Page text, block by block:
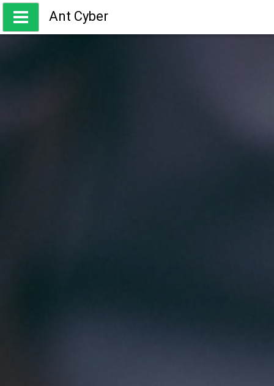
Skip
content
Ant Cyber